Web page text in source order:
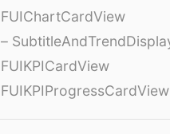
FUIChartCardView
–
FUIKPICardView
FUIKPIProgressCardView